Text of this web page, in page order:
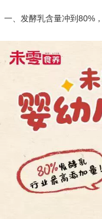
一、发酵乳含量冲到80%